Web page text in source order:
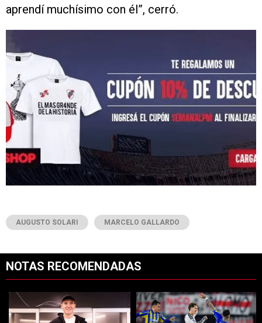
aprendí muchísimo con él”, cerró.
AUGUSTO SOLARI MARCELO GALLARDO
NOTAS RECOMENDADAS
Un artículo de tendencia con el título "Increíble: por qué Facundo
Un artículo de tendencia con el